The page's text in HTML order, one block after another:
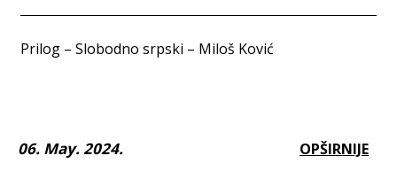
Prilog – Slobodno srpski – Miloš Ković
06. May. 2024. OPŠIRNIJE